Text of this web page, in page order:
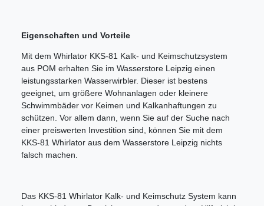
Eigenschaften und Vorteile
Mit dem Whirlator KKS-81 Kalk- und Keimschutzsystem
aus POM erhalten Sie im Wasserstore Leipzig einen
leistungsstarken Wasserwirbler. Dieser ist bestens
geeignet, um größere Wohnanlagen oder kleinere
Schwimmbäder vor Keimen und Kalkanhaftungen zu
schützen. Vor allem dann, wenn Sie auf der Suche nach
einer preiswerten Investition sind, können Sie mit dem
KKS-81 Whirlator aus dem Wasserstore Leipzig nichts
falsch machen.
Das KKS-81 Whirlator Kalk- und Keimschutz System kann